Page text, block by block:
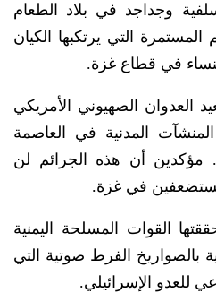
وجداجد في بلاد الطعام
التي يرتكبها الكيان
في قطاع غزة.
العدوان الصهيوني الأمريكي
المدنية في العاصمة
مؤكدين أن هذه الجرائم لن
في غزة.
القوات المسلحة اليمنية
بالصواريخ الفرط صوتية التي
للعدو الإسرائيلي.